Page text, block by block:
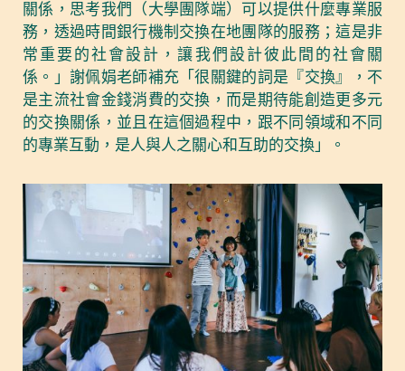
關係，思考我們（大學團隊端）可以提供什麼專業服
務，透過時間銀行機制交換在地團隊的服務；這是非
常重要的社會設計，讓我們設計彼此間的社會關
係。」謝佩娟老師補充「很關鍵的詞是『交換』，不
是主流社會金錢消費的交換，而是期待能創造更多元
的交換關係，並且在這個過程中，跟不同領域和不同
的專業互動，是人與人之關心和互助的交換」。